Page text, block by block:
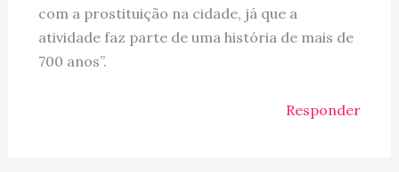
com a prostituição na cidade, já que a
atividade faz parte de uma história de mais de
700 anos”.
Responder